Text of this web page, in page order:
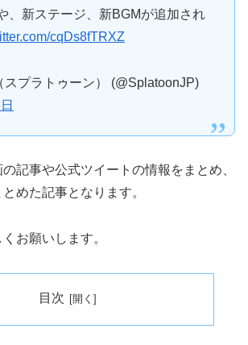
、新ステージ、新BGMが追加され
cqDs8fTRXZ
プラトゥーン） (@SplatoonJP)
記事や公式ツイートの情報をまとめ、
めた記事となります。
お願いします。
目次